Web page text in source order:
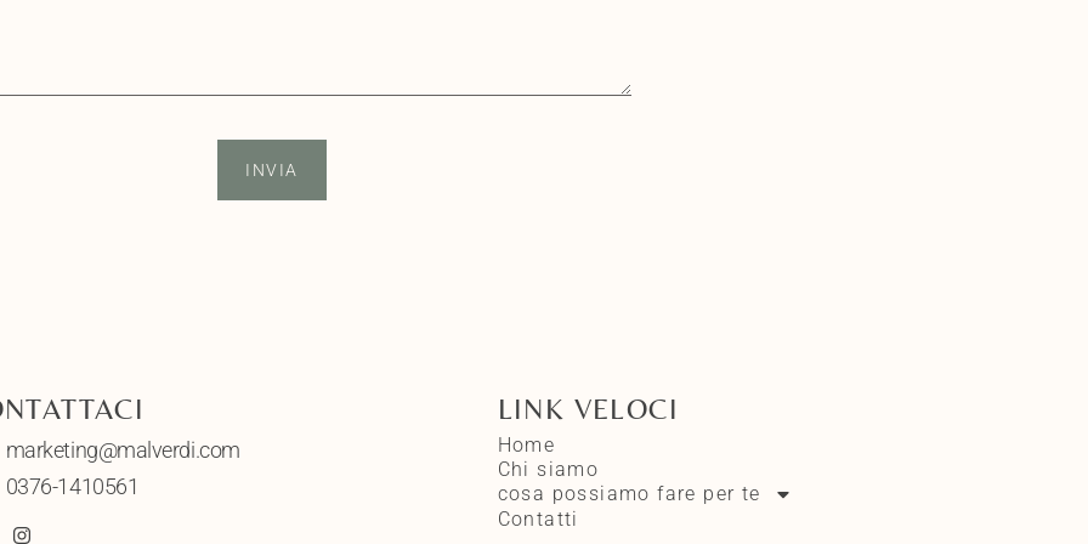
INVIA
marketing@malverdi.com
0376-1410561
LINK VELOCI
Home
Chi siamo
cosa possiamo fare per te
Contatti